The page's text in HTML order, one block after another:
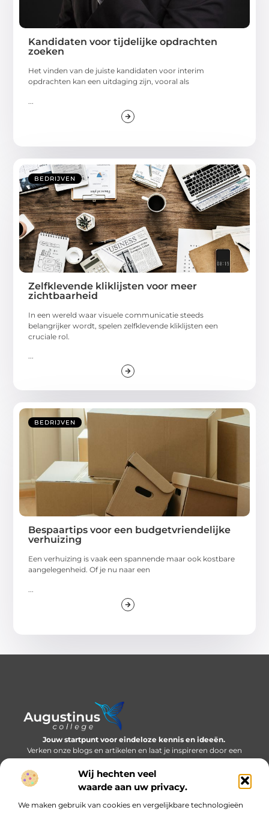
Wij hechten veel
waarde aan uw privacy.
We maken gebruik van cookies en vergelijkbare technologieën
Kandidaten voor tijdelijke opdrachten
zoeken
Het vinden van de juiste kandidaten voor interim
opdrachten kan een uitdaging zijn, vooral als
BEDRIJVEN
Zelfklevende kliklijsten voor meer
zichtbaarheid
In een wereld waar visuele communicatie steeds
belangrijker wordt, spelen zelfklevende kliklijsten een
cruciale rol.
...
BEDRIJVEN
Bespaartips voor een budgetvriendelijke
verhuizing
Een verhuizing is vaak een spannende maar ook kostbare
aangelegenheid. Of je nu naar een
Jouw startpunt voor eindeloze kennis en ideeën.
Verken onze blogs en artikelen en laat je inspireren door een
wereld vol inzichten.
Bericht categorie